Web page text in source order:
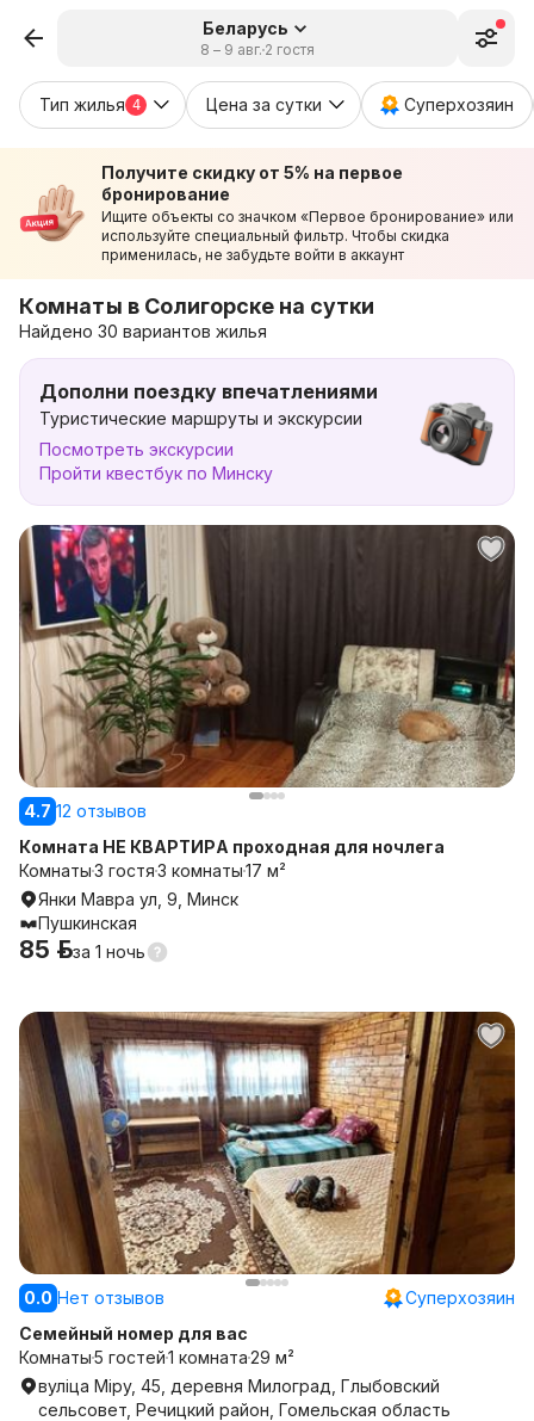
Беларусь
8 – 9 авг. 2 гостя
Тип жилья 4 Цена за сутки Суперхозяин
Получите скидку от 5% на первое
бронирование
Ищите объекты со значком «Первое бронирование» или
используйте специальный фильтр. Чтобы скидка
применилась, не забудьте войти в аккаунт
Комнаты в Солигорске на сутки
Найдено 30 вариантов жилья
Дополни поездку впечатлениями
Туристические маршруты и экскурсии
Посмотреть экскурсии
Пройти квестбук по Минску
4.7 12 отзывов
Комната НЕ КВАРТИРА проходная для ночлега
Комнаты3 гостя3 комнаты17 м²
Янки Мавра ул, 9, Минск
Пушкинская
85 р.за 1 ночь
0.0 Нет отзывов
Суперхозяин
Семейный номер для вас
Комнаты5 гостей1 комната29 м²
вуліца Міру, 45, деревня Милоград, Глыбовский
сельсовет, Речицкий район, Гомельская область